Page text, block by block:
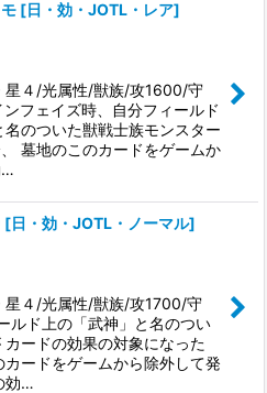
[日・効・JOTL・レア]
星４/光属性/獣族/攻1600/守
フェイズ時、自分フィールド
名のついた獣戦士族モンスター
墓地のこのカードをゲームか
…
[日・効・JOTL・ノーマル]
星４/光属性/獣族/攻1700/守
ルド上の「武神」と名のつい
カードの効果の対象になった
ードをゲームから除外して発
効…